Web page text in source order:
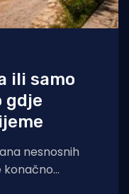
ili samo
gdje
nesnosnih
konačno